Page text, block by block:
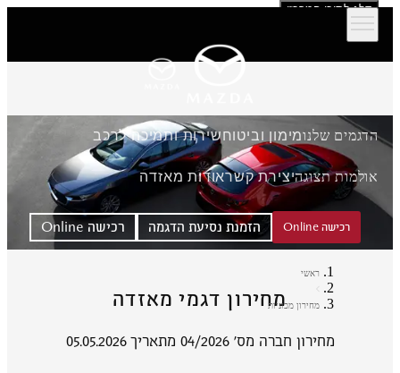
דלג לתוכן המרכזי
הדגמים שלנומימון וביטוחשירות ותמיכה לרכב
אולמות תצוגהיצירת קשראודות מאזדה
רכישה Online הזמנת נסיעת הדגמה רכישה Online
ראשי
מחירון מכוניותמחירון דגמי מאזדה
מחירון חברה מס' 04/2026 מתאריך 05.05.2026